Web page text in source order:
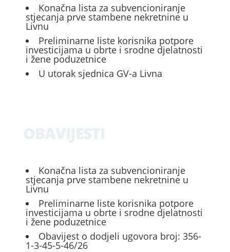
Konačna lista za subvencioniranje
stjecanja prve stambene nekretnine u
Livnu
Preliminarne liste korisnika potpore
investicijama u obrte i srodne djelatnosti
i žene poduzetnice
U utorak sjednica GV-a Livna
Konačna lista za subvencioniranje
stjecanja prve stambene nekretnine u
Livnu
Preliminarne liste korisnika potpore
investicijama u obrte i srodne djelatnosti
i žene poduzetnice
Obavijest o dodjeli ugovora broj: 356-
1-3-45-5-46/26